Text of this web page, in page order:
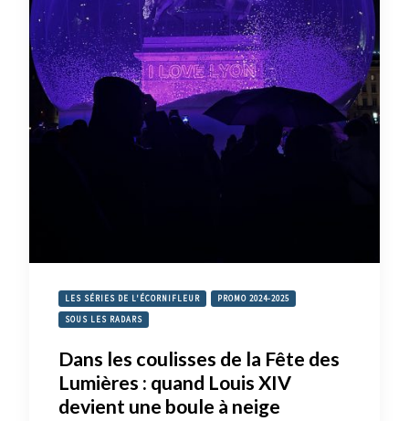
LES SÉRIES DE L'ÉCORNIFLEUR PROMO 2024-2025
SOUS LES RADARS
Dans les coulisses de la Fête des
Lumières : quand Louis XIV
devient une boule à neige